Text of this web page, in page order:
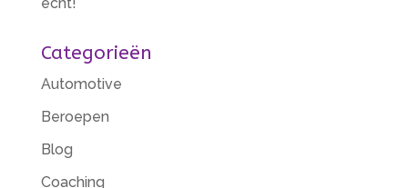
Categorieën
Automotive
Beroepen
Blog
Coaching